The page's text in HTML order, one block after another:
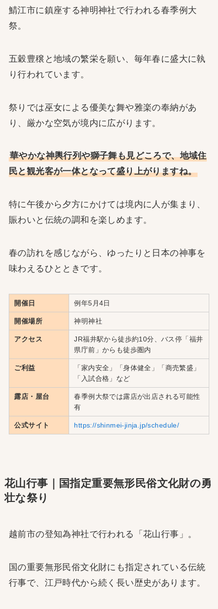
鯖江市に鎮座する神明神社で行われる春季例大
祭。
五穀豊穣と地域の繁栄を願い、毎年春に盛大に執
り行われています。
祭りでは巫女による優美な舞や雅楽の奉納があ
り、厳かな空気が境内に広がります。
華やかな神輿行列や獅子舞も見どころで、地域住
民と観光客が一体となって盛り上がりますね。
特に午後から夕方にかけては境内に人が集まり、
賑わいと伝統の調和を楽しめます。
春の訪れを感じながら、ゆったりと日本の神事を
味わえるひとときです。
開催日 例年5月4日
開催場所 神明神社
アクセス
JR福井駅から徒歩約10分、バス停「福井
県庁前」からも徒歩圏内
ご利益
「家内安全」「身体健全」「商売繁盛」
「入試合格」など
露店・屋台
春季例大祭では露店が出店される可能性
有
公式サイト https://shinmei-jinja.jp/schedule/
花山行事｜国指定重要無形民俗文化財の勇
壮な祭り
越前市の登知為神社で行われる「花山行事」。
国の重要無形民俗文化財にも指定されている伝統
行事で、江戸時代から続く長い歴史があります。